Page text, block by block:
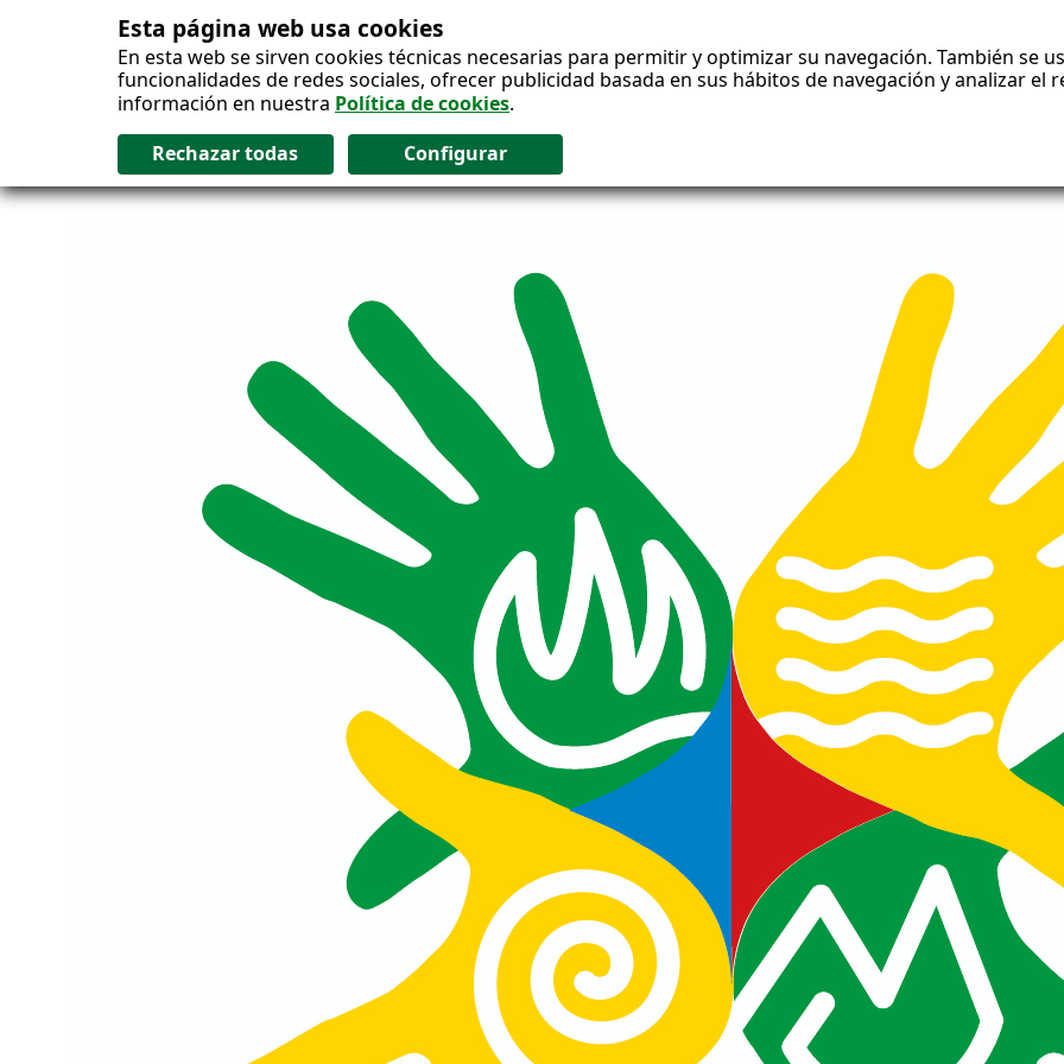
Esta página web usa cookies
En esta web se sirven cookies técnicas necesarias para permitir y optimizar su navegación. También se
funcionalidades de redes sociales, ofrecer publicidad basada en sus hábitos de navegación y analizar
información en nuestra Política de cookies.
Salto al contenido